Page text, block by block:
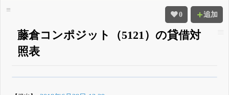
0 追加
藤倉コンポジット（5121）の貸借対
照表